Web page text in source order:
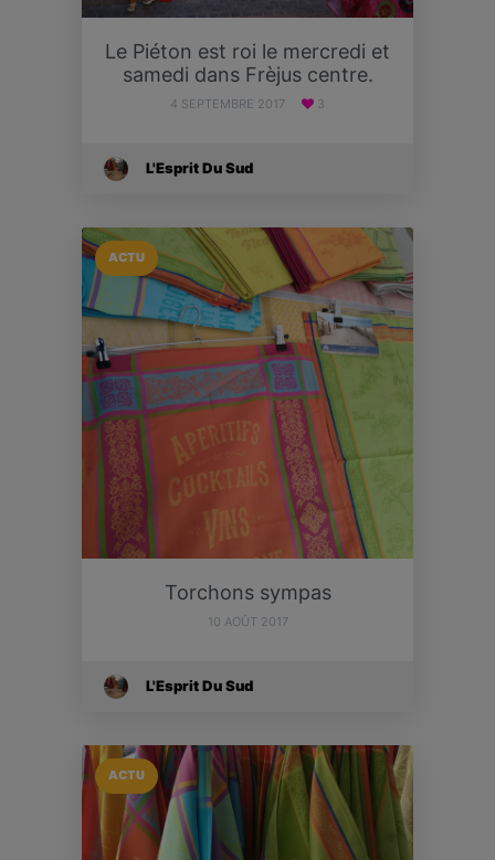
Le Piéton est roi le mercredi et
samedi dans Frèjus centre.
4 SEPTEMBRE 2017 3
L'Esprit Du Sud
ACTU
Torchons sympas
10 AOÛT 2017
L'Esprit Du Sud
ACTU